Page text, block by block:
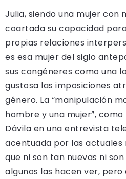
Julia, siendo una mujer con
coartada su capacidad
propias relaciones
es esa mujer del siglo
sus congéneres como una
gustosa las imposiciones
género. La “manipulación
hombre y una mujer”,
Dávila en una entrevista
acentuada por las actuales
que ni son tan nuevas ni
algunos las hacen ver,